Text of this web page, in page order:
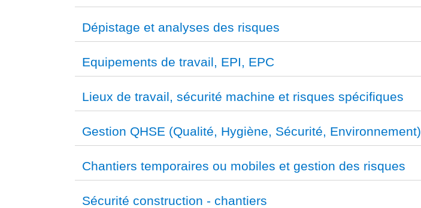
Dépistage et analyses des risques
Equipements de travail, EPI, EPC
Lieux de travail, sécurité machine et risques spécifiques
Gestion QHSE (Qualité, Hygiène, Sécurité, Environnement)
Chantiers temporaires ou mobiles et gestion des risques
Sécurité construction - chantiers